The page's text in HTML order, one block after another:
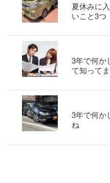
夏休みに
いこと3つ
3年で何か
て知って
3年で何か
ね